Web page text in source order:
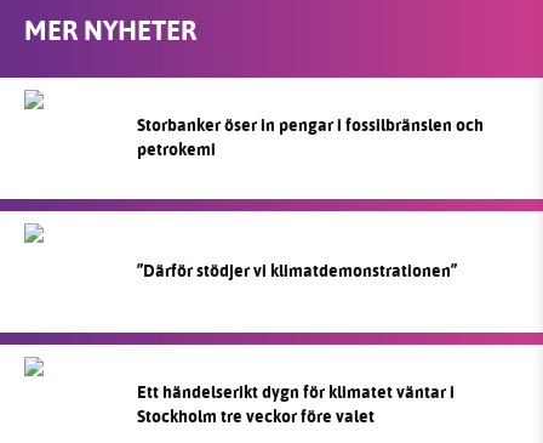
MER NYHETER
Storbanker öser in pengar i fossilbränslen och
petrokemi
”Därför stödjer vi klimatdemonstrationen”
Ett händelserikt dygn för klimatet väntar i
Stockholm tre veckor före valet